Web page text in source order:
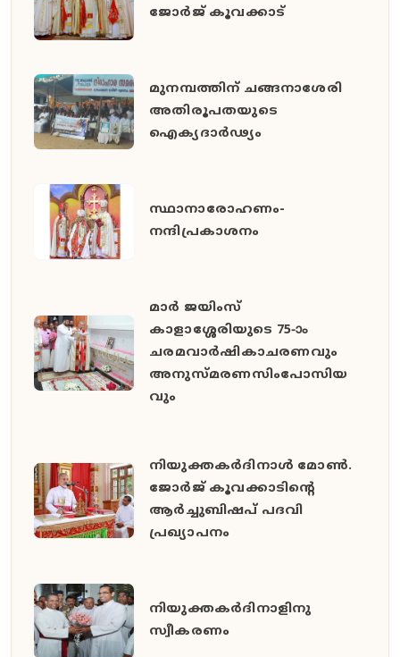
ജോർജ് കൂവക്കാട്
മുനമ്പത്തിന് ചങ്ങനാശേരി
അതിരൂപതയുടെ
ഐക്യദാർഢ്യം
സ്ഥാനാരോഹണം-
നന്ദിപ്രകാശനം
മാർ ജയിംസ്
കാളാശ്ശേരിയുടെ 75-ാം
ചരമവാർഷികാചരണവും
അനുസ്മരണസിംപോസിയ
വും
നിയുക്തകർദിനാൾ മോൺ.
ജോർജ് കൂവക്കാടിൻ്റെ
ആർച്ചുബിഷപ് പദവി
പ്രഖ്യാപനം
നിയുക്തകർദിനാളിനു
സ്വീകരണം